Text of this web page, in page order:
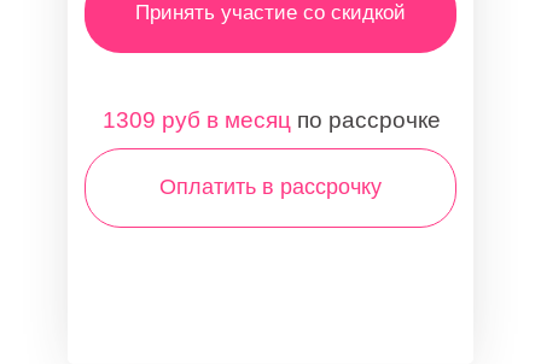
Оплатить в рассрочку
1309 руб в месяц по рассрочке
Принять участие со скидкой